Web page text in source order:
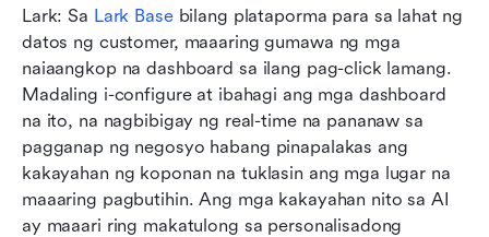
Lark: Sa Lark Base bilang plataporma para sa lahat ng
datos ng customer, maaaring gumawa ng mga
naiaangkop na dashboard sa ilang pag-click lamang.
Madaling i-configure at ibahagi ang mga dashboard
na ito, na nagbibigay ng real-time na pananaw sa
pagganap ng negosyo habang pinapalakas ang
kakayahan ng koponan na tuklasin ang mga lugar na
maaaring pagbutihin. Ang mga kakayahan nito sa AI
ay maaari ring makatulong sa personalisadong